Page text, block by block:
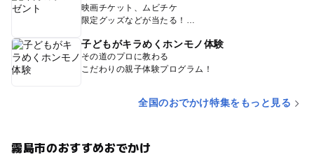
映画チケット、ムビチケ
限定グッズなどが当たる！
子どもがキラめくホンモノ体験
その道のプロに教わる
こだわりの親子体験プログラム！
全国のおでかけ特集をもっと見る
霧島市のおすすめおでかけ